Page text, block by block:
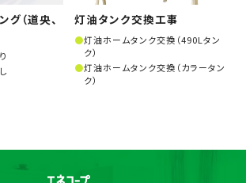
（道央、
灯油タンク交換工事
灯油ホームタンク交換（490Lタン
ク）
灯油ホームタンク交換（カラータン
ク）